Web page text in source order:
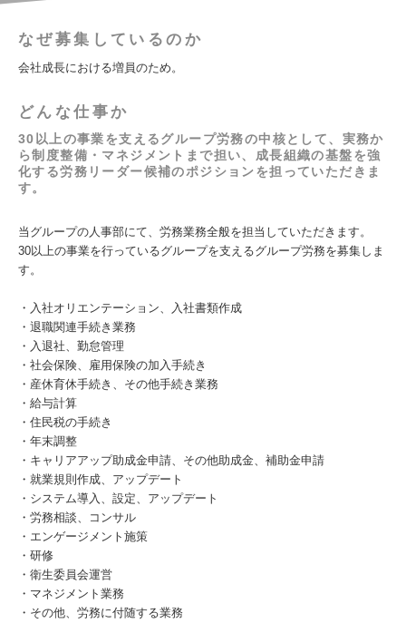
なぜ募集しているのか
会社成長における増員のため。
どんな仕事か
30以上の事業を支えるグループ労務の中核として、実務か
ら制度整備・マネジメントまで担い、成長組織の基盤を強
化する労務リーダー候補のポジションを担っていただきま
す。
当グループの人事部にて、労務業務全般を担当していただきます。
30以上の事業を行っているグループを支えるグループ労務を募集しま
す。
・入社オリエンテーション、入社書類作成
・退職関連手続き業務
・入退社、勤怠管理
・社会保険、雇用保険の加入手続き
・産休育休手続き、その他手続き業務
・給与計算
・住民税の手続き
・年末調整
・キャリアアップ助成金申請、その他助成金、補助金申請
・就業規則作成、アップデート
・システム導入、設定、アップデート
・労務相談、コンサル
・エンゲージメント施策
・研修
・衛生委員会運営
・マネジメント業務
・その他、労務に付随する業務